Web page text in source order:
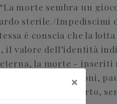
×
morte sembra un
sterile./Impediscimi
è conscia che la
il valore dell’identità
la morte - inseriti
rovelli, ossessioni,
sola, a viso aperto,